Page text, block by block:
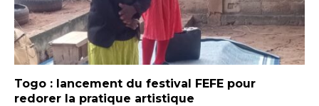
Togo : lancement du festival FEFE pour
redorer la pratique artistique